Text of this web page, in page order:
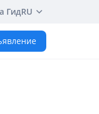
ГидRU